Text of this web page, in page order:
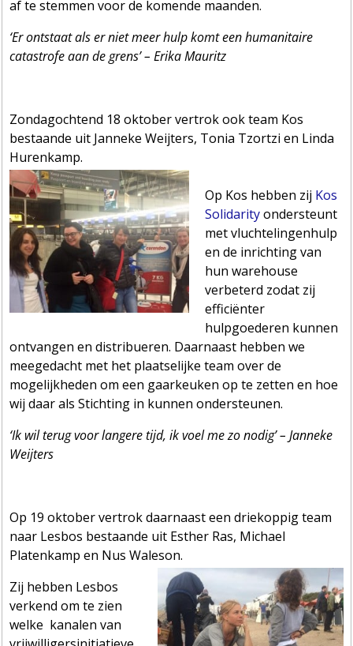
af te stemmen voor de komende maanden.
‘Er ontstaat als er niet meer hulp komt een humanitaire
catastrofe aan de grens’ – Erika Mauritz
Zondagochtend 18 oktober vertrok ook team Kos
bestaande uit Janneke Weijters, Tonia Tzortzi en Linda
Hurenkamp.
Op Kos hebben zij Kos
Solidarityondersteunt
met vluchtelingenhulp
en de inrichting van
hun warehouse
verbeterd zodat zij
efficiënter
hulpgoederen kunnen
ontvangen en distribueren. Daarnaast hebben we
meegedacht met het plaatselijke team over de
mogelijkheden om een gaarkeuken op te zetten en hoe
wij daar als Stichting in kunnen ondersteunen.
‘Ik wil terug voor langere tijd, ik voel me zo nodig’ – Janneke
Weijters
Op 19 oktober vertrok daarnaast een driekoppig team
naar Lesbos bestaande uit Esther Ras, Michael
Platenkamp en Nus Waleson.
Zij hebben Lesbos
verkend om te zien
welke kanalen van